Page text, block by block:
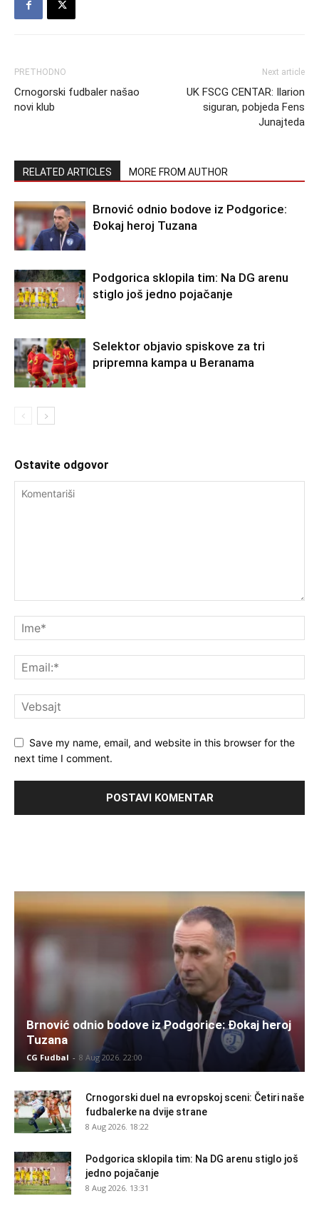
PRETHODNO
Crnogorski fudbaler našao
novi klub
Next article
UK FSCG CENTAR: Ilarion
siguran, pobjeda Fens
Junajteda
RELATED ARTICLES MORE FROM AUTHOR
Brnović odnio bodove iz Podgorice:
Đokaj heroj Tuzana
Podgorica sklopila tim: Na DG arenu
stiglo još jedno pojačanje
Selektor objavio spiskove za tri
pripremna kampa u Beranama
Ostavite odgovor
Save my name, email, and website in this browser for the
next time I comment.
Brnović odnio bodove iz Podgorice: Đokaj heroj
Tuzana
CG Fudbal - 8 Aug 2026. 22:00
Crnogorski duel na evropskoj sceni: Četiri naše
fudbalerke na dvije strane
8 Aug 2026. 18:22
Podgorica sklopila tim: Na DG arenu stiglo još
jedno pojačanje
8 Aug 2026. 13:31